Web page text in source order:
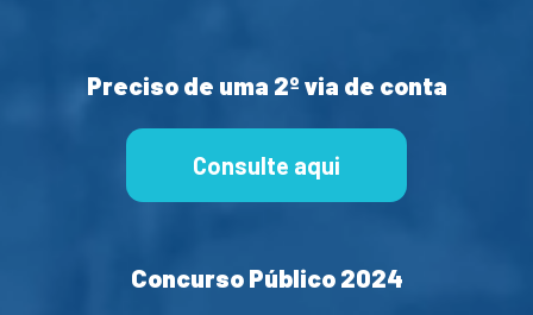
Preciso de uma 2º via de conta
Consulte aqui
Concurso Público 2024